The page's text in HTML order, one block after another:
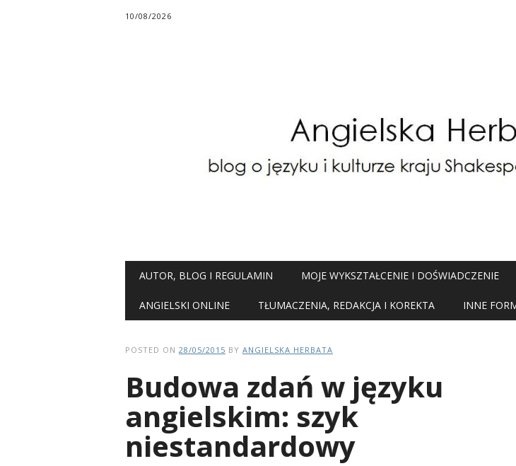
10/08/2026
Main menu
AUTOR, BLOG I REGULAMIN MOJE WYKSZTAŁCENIE I DOŚWIADCZENIE
ANGIELSKI ONLINE TŁUMACZENIA, REDAKCJA I KOREKTA INNE
POSTED ON 28/05/2015 BY ANGIELSKA HERBATA
Budowa zdań w języku
angielskim: szyk
niestandardowy